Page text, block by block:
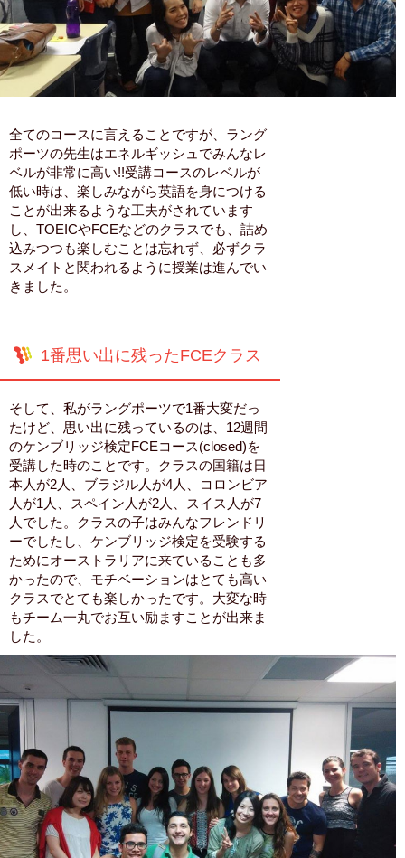
全てのコースに言えることですが、ラング
ポーツの先生はエネルギッシュでみんなレ
ベルが非常に高い!!受講コースのレベルが
低い時は、楽しみながら英語を身につける
ことが出来るような工夫がされています
し、TOEICやFCEなどのクラスでも、詰め
込みつつも楽しむことは忘れず、必ずクラ
スメイトと関われるように授業は進んでい
きました。
1番思い出に残ったFCEクラス
そして、私がラングポーツで1番大変だっ
たけど、思い出に残っているのは、12週間
のケンブリッジ検定FCEコース(closed)を
受講した時のことです。クラスの国籍は日
本人が2人、ブラジル人が4人、コロンビア
人が1人、スペイン人が2人、スイス人が7
人でした。クラスの子はみんなフレンドリ
ーでしたし、ケンブリッジ検定を受験する
ためにオーストラリアに来ていることも多
かったので、モチベーションはとても高い
クラスでとても楽しかったです。大変な時
もチーム一丸でお互い励ますことが出来ま
した。